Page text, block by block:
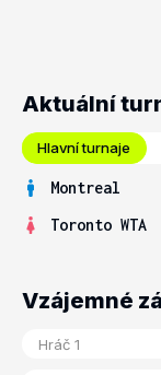
Aktuální
Hlavní turnaje
Montreal
Toronto WTA
Vzájemné